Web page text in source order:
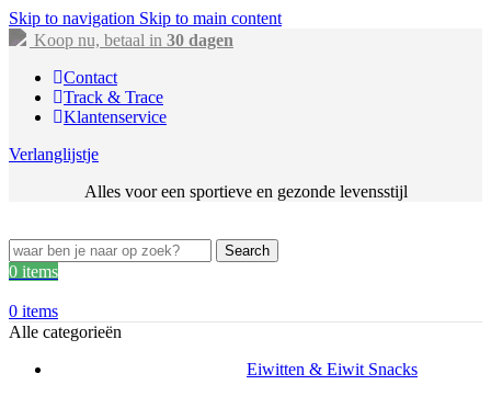
Skip to navigation Skip to main content
Koop nu, betaal in 30 dagen
Contact
Track & Trace
Klantenservice
Verlanglijstje
Alles voor een sportieve en gezonde levensstijl
Search
0 items
0 items
Alle categorieën
Eiwitten & Eiwit Snacks